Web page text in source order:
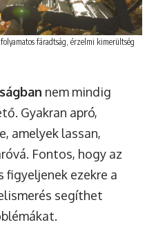
fáradtság, érzelmi kimerültség
nem mindig
Gyakran apró,
amelyek lassan,
Fontos, hogy az
figyeljenek ezekre a
segíthet